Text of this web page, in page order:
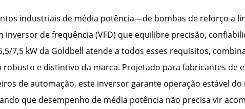
industriais de média potência—de bombas de reforço a
inversor de frequência (VFD) que equilibre precisão,
7,5 kW da Goldbell atende a todos esses requisitos,
robusto e distintivo da marca. Projetado para fabricantes de
de automação, este inversor garante operação estável
que desempenho de média potência não precisa vir